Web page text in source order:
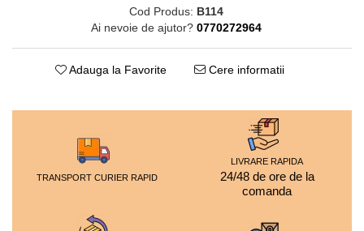
Cod Produs: B114
Ai nevoie de ajutor? 0770272964
Adauga la Favorite Cere informatii
TRANSPORT CURIER RAPID
LIVRARE RAPIDA
24/48 de ore de la
comanda